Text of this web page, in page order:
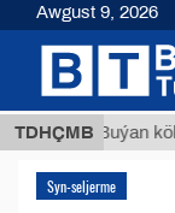
TDHÇMB
Buýan köküniň
Syn-seljerme
Awgust 9, 2026